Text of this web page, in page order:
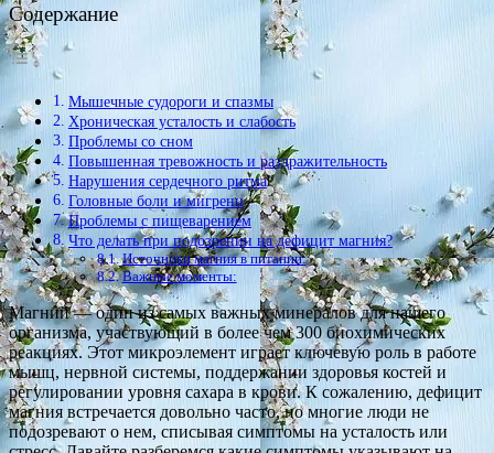
Содержание
Мышечные судороги и спазмы
Хроническая усталость и слабость
Проблемы со сном
Повышенная тревожность и раздражительность
Нарушения сердечного ритма
Головные боли и мигрени
Проблемы с пищеварением
Что делать при подозрении на дефицит магния?
Источники магния в питании:
Важные моменты:
Магний — один из самых важных минералов для нашего
организма, участвующий в более чем 300 биохимических
реакциях. Этот микроэлемент играет ключевую роль в работе
мышц, нервной системы, поддержании здоровья костей и
регулировании уровня сахара в крови. К сожалению, дефицит
магния встречается довольно часто, но многие люди не
подозревают о нем, списывая симптомы на усталость или